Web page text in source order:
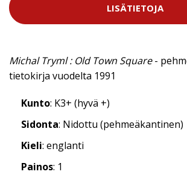
LISÄTIETOJA
Michal Tryml : Old Town Square-
tietokirja vuodelta 1991
Kunto: K3+ (hyvä +)
Sidonta: Nidottu (pehmeäkantinen)
Kieli: englanti
Painos: 1